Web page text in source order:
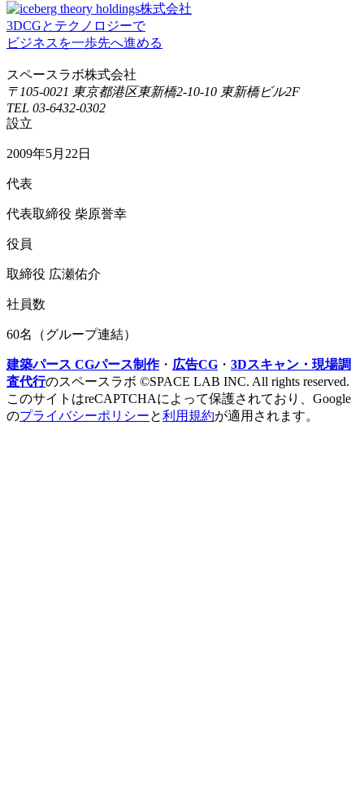
3DCGとテクノロジーで
ビジネスを一歩先へ進める
スペースラボ株式会社
〒105-0021 東京都港区東新橋2-10-10 東新橋ビル2F
TEL 03-6432-0302
設立
2009年5月22日
代表
代表取締役 柴原誉幸
役員
取締役 広瀬佑介
社員数
60名（グループ連結）
建築パース CGパース制作・ 広告CG ・ 3Dスキャン・現場調
査代行のスペースラボ ©SPACE LAB INC. All rights reserved.
このサイトはreCAPTCHAによって保護されており、Google
のプライバシーポリシーと利用規約が適用されます。